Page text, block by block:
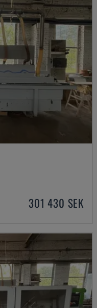
301 430 SEK